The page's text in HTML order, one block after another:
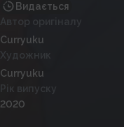
Видається
Автор оригіналу
Curryuku
Художник
Curryuku
Рік випуску
2020